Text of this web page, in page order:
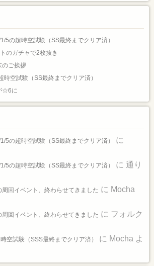
5の超時空試験（SS最終までクリア済）
のガチャで2枚抜き
のご挨拶
空試験（SS最終までクリア済）
☆6に
5の超時空試験（SS最終までクリア済）
に
5の超時空試験（SS最終までクリア済） に 通り
回イベント、終わらせてきました に Mocha
回イベント、終わらせてきました に フォルク
空試験（SSS最終までクリア済） に Mocha よ